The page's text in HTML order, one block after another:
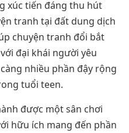
xúc tiến đáng thu hút
tranh tại đất dung dịch
chuyện tranh đổi bắt
đại khái người yêu
nhiều phần đậy rộng
tuổi teen.
được một sân chơi
hữu ích mang đến phần